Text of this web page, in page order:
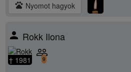
pets Nyomot hagyok
person Rokk Ilona
† 1981
people_outline
9